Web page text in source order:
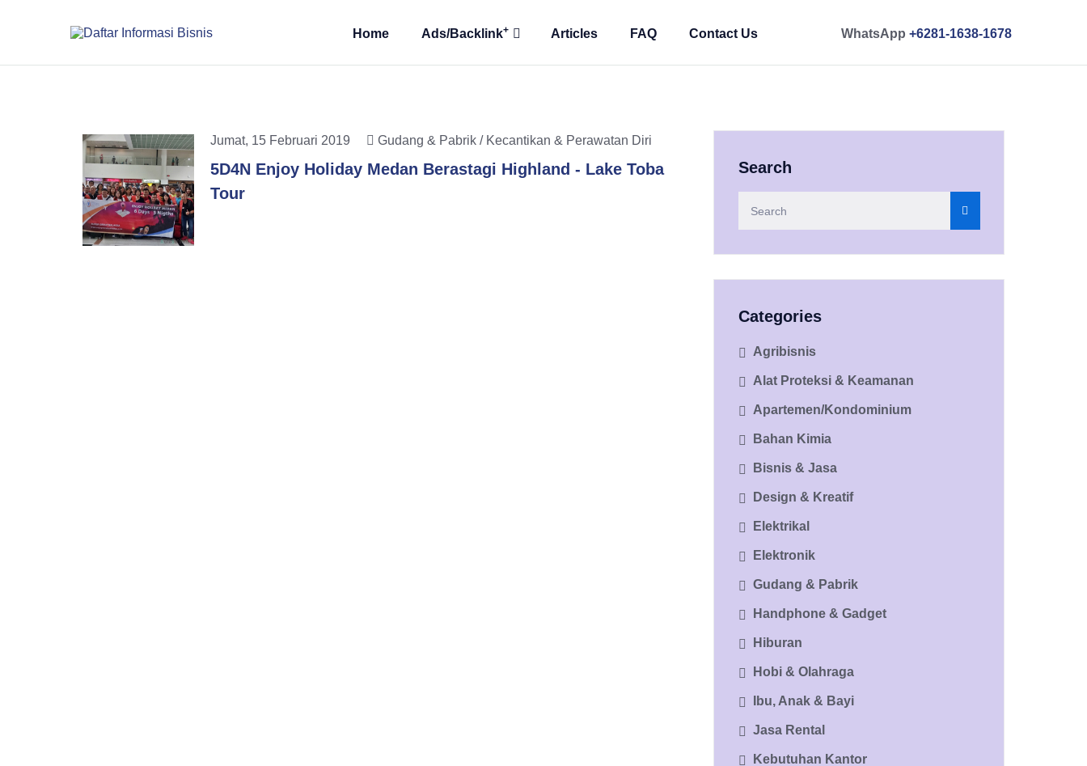
Home Ads/Backlink+ Articles FAQ Contact Us WhatsApp +6281-1638-1678
Jumat, 15 Februari 2019 Gudang & Pabrik / Kecantikan & Perawatan Diri
5D4N Enjoy Holiday Medan Berastagi Highland - Lake Toba
Tour
Search
Categories
Agribisnis
Alat Proteksi & Keamanan
Apartemen/Kondominium
Bahan Kimia
Bisnis & Jasa
Design & Kreatif
Elektrikal
Elektronik
Gudang & Pabrik
Handphone & Gadget
Hiburan
Hobi & Olahraga
Ibu, Anak & Bayi
Jasa Rental
Kebutuhan Kantor